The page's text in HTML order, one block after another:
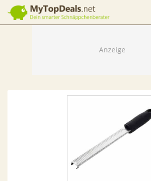
Dein smarter Schnäppchenberater